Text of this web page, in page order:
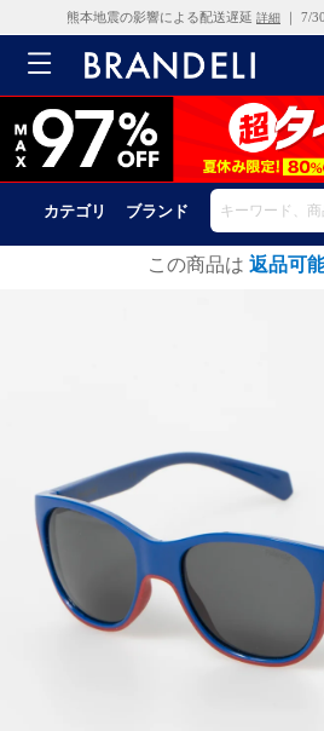
熊本地震の影響による配送遅延 詳細 ｜ 7/
カテゴリ ブランド
この商品は 返品可